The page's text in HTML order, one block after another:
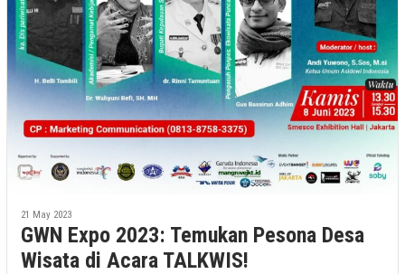
21 May 2023
GWN Expo 2023: Temukan Pesona Desa
Wisata di Acara TALKWIS!